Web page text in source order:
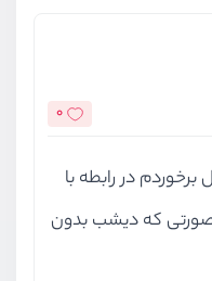
0
در رابطه با
صورتی که دیشب بدون